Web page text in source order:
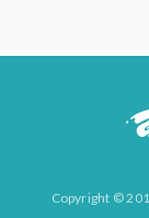
Copyright ©